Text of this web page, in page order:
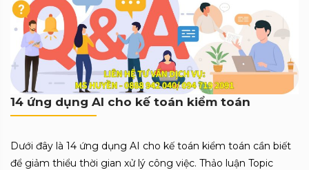
14 ứng dụng AI cho kế toán kiểm toán
Dưới đây là 14 ứng dụng AI cho kế toán kiểm toán cần biết
để giảm thiểu thời gian xử lý công việc. Thảo luận Topic